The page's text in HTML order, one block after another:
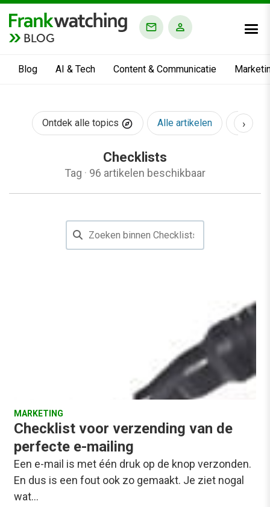
BLOG
Blog AI & Tech Content & Communicatie
Ontdek alle topics Alle artikelen AI &
›
Checklists
Tag · 96 artikelen beschikbaar
MARKETING
Checklist voor verzending van de
perfecte e-mailing
Een e-mail is met één druk op de knop verzonden.
En dus is een fout ook zo gemaakt. Je ziet nogal
wat…